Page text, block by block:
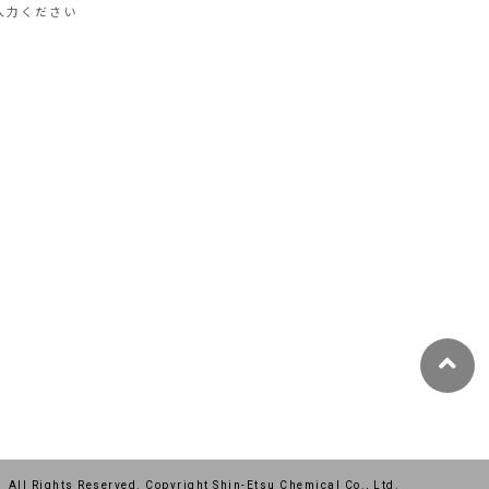
力ください
All Rights Reserved. Copyright Shin-Etsu Chemical Co., Ltd.